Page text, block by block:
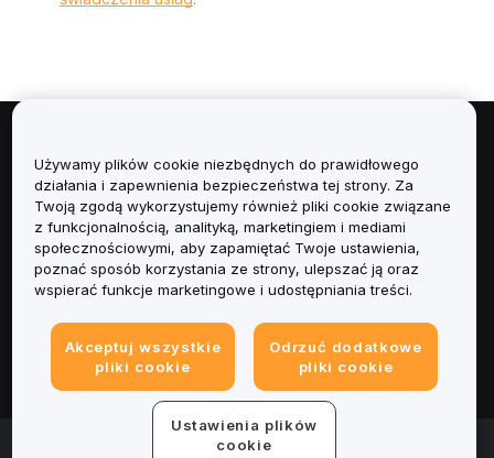
Informacje
Usługi
Obsługa Klienta
Informacje prawne
© 2025-2026 Bybit.eu. All rights reserved.
Używamy plików cookie niezbędnych do prawidłowego
działania i zapewnienia bezpieczeństwa tej strony. Za
Twoją zgodą wykorzystujemy również pliki cookie związane
z funkcjonalnością, analityką, marketingiem i mediami
społecznościowymi, aby zapamiętać Twoje ustawienia,
poznać sposób korzystania ze strony, ulepszać ją oraz
wspierać funkcje marketingowe i udostępniania treści.
Akceptuj wszystkie
pliki cookie
Odrzuć dodatkowe
pliki cookie
Ustawienia plików
cookie